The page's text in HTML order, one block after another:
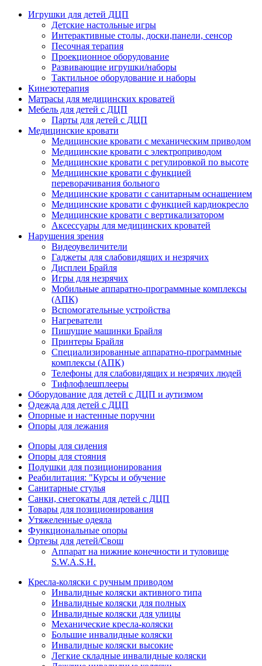
Игрушки для детей ДЦП
Детские настольные игры
Интерактивные столы, доски,панели, сенсор
Песочная терапия
Проекционное оборудование
Развивающие игрушки/наборы
Тактильное оборудование и наборы
Кинезотерапия
Матрасы для медицинских кроватей
Мебель для детей с ДЦП
Парты для детей с ДЦП
Медицинские кровати
Медицинские кровати с механическим приводом
Медицинские кровати с электроприводом
Медицинские кровати с регулировкой по высоте
Медицинские кровати с функцией
переворачивания больного
Медицинские кровати с санитарным оснащением
Медицинские кровати с функцией кардиокресло
Медицинские кровати с вертикализатором
Аксессуары для медицинских кроватей
Нарушения зрения
Видеоувеличители
Гаджеты для слабовидящих и незрячих
Дисплеи Брайля
Игры для незрячих
Мобильные аппаратно-программные комплексы
(АПК)
Вспомогательные устройства
Нагреватели
Пишущие машинки Брайля
Принтеры Брайля
Специализированные аппаратно-программные
комплексы (АПК)
Телефоны для слабовидящих и незрячих людей
Тифлофлешплееры
Оборудование для детей с ДЦП и аутизмом
Одежда для детей с ДЦП
Опорные и настенные поручни
Опоры для лежания
Опоры для сидения
Опоры для стояния
Подушки для позиционирования
Реабилитация: "Курсы и обучение
Санитарные стулья
Санки, снегокаты для детей с ДЦП
Товары для позиционирования
Утяжеленные одеяла
Функциональные опоры
Ортезы для детей/Свош
Аппарат на нижние конечности и туловище
S.W.A.S.H.
Кресла-коляски с ручным приводом
Инвалидные коляски активного типа
Инвалидные коляски для полных
Инвалидные коляски для улицы
Механические кресла-коляски
Большие инвалидные коляски
Инвалидные коляски высокие
Легкие складные инвалидные коляски